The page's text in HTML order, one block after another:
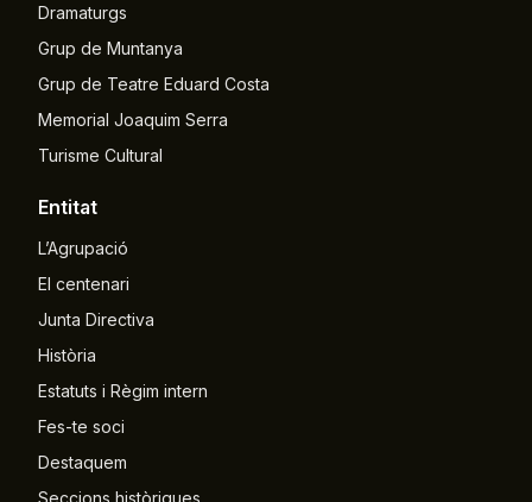
Dramaturgs
Grup de Muntanya
Grup de Teatre Eduard Costa
Memorial Joaquim Serra
Turisme Cultural
Entitat
L’Agrupació
El centenari
Junta Directiva
Història
Estatuts i Règim intern
Fes-te soci
Destaquem
Seccions històriques